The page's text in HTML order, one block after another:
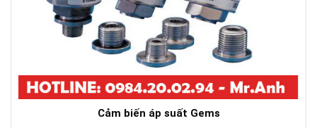
Cảm biến áp suất Gems